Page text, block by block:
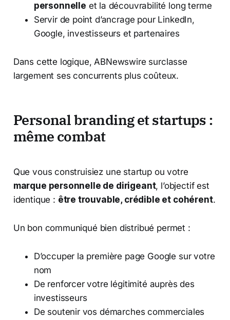
personnelle et la découvrabilité long terme
Servir de point d’ancrage pour LinkedIn,
Google, investisseurs et partenaires
Dans cette logique, ABNewswire surclasse
largement ses concurrents plus coûteux.
Personal branding et startups :
même combat
Que vous construisiez une startup ou votre
marque personnelle de dirigeant, l’objectif est
identique : être trouvable, crédible et cohérent.
Un bon communiqué bien distribué permet :
D’occuper la première page Google sur votre
nom
De renforcer votre légitimité auprès des
investisseurs
De soutenir vos démarches commerciales